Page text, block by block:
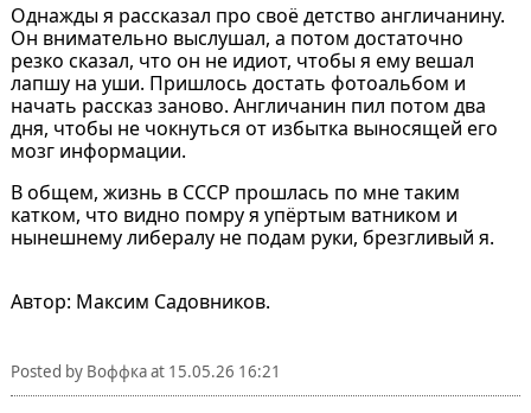
Однажды я рассказал про своё детство англичанину.
Он внимательно выслушал, а потом достаточно
резко сказал, что он не идиот, чтобы я ему вешал
лапшу на уши. Пришлось достать фотоальбом и
начать рассказ заново. Англичанин пил потом два
дня, чтобы не чокнуться от избытка выносящей его
мозг информации.
В общем, жизнь в СССР прошлась по мне таким
катком, что видно помру я упёртым ватником и
нынешнему либералу не подам руки, брезгливый я.
Автор: Максим Садовников.
Posted by Воффкаat 15.05.26 16:21